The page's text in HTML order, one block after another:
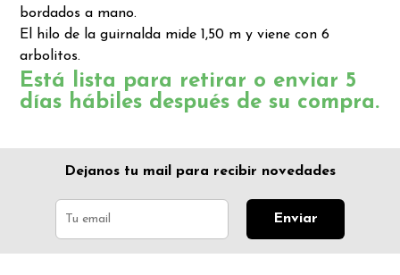
bordados a mano.
El hilo de la guirnalda mide 1,50 m y viene con 6
arbolitos.
Está lista para retirar o enviar 5
días hábiles después de su compra.
Dejanos tu mail para recibir novedades
Enviar